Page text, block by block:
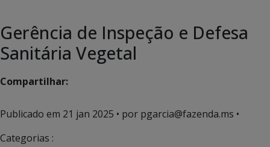
Gerência de Inspeção e Defesa
Sanitária Vegetal
Compartilhar:
Publicado em 21 jan 2025 • por pgarcia@fazenda.ms •
Categorias :